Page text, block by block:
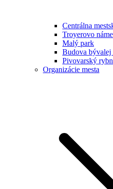
Centrálna
Troyerovo
Malý park
Budova bývalej
Pivovarský
Organizácie mesta